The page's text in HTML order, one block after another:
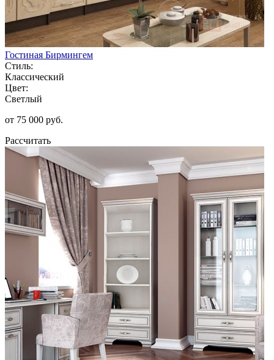
Гостиная Бирмингем
Стиль:
Классический
Цвет:
Светлый
от 75 000 руб.
Рассчитать